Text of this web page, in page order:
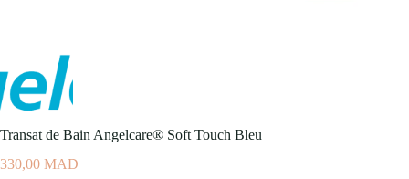
Transat de Bain Angelcare® Soft Touch Bleu
330,00 MAD